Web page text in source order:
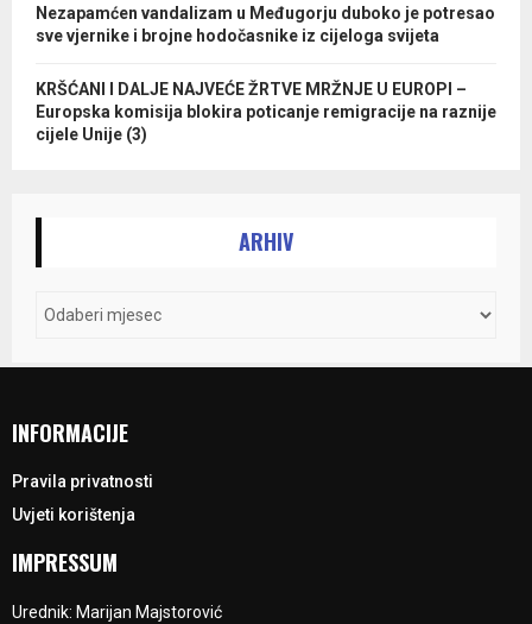
Nezapamćen vandalizam u Međugorju duboko je potresao
sve vjernike i brojne hodočasnike iz cijeloga svijeta
KRŠĆANI I DALJE NAJVEĆE ŽRTVE MRŽNJE U EUROPI –
Europska komisija blokira poticanje remigracije na raznije
cijele Unije (3)
ARHIV
INFORMACIJE
Pravila privatnosti
Uvjeti korištenja
IMPRESSUM
Urednik: Marijan Majstorović